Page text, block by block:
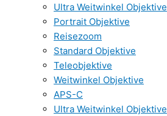
Ultra Weitwinkel Objektive
Portrait Objektive
Reisezoom
Standard Objektive
Teleobjektive
Weitwinkel Objektive
APS-C
Ultra Weitwinkel Objektive